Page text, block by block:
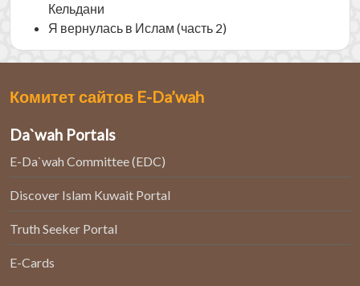
Кельдани
Я вернулась в Ислам (часть 2)
Комитет сайтов E-Da’wah
Da`wah Portals
E-Da`wah Committee (EDC)
Discover Islam Kuwait Portal
Truth Seeker Portal
E-Cards